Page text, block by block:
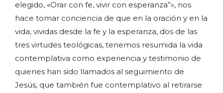
elegido, «Orar con fe, vivir con esperanza”», nos
hace tomar conciencia de que en la oración y en la
vida, vividas desde la fe y la esperanza, dos de las
tres virtudes teológicas, tenemos resumida la vida
contemplativa como experiencia y testimonio de
quienes han sido llamados al seguimiento de
Jesús, que también fue contemplativo al retirarse